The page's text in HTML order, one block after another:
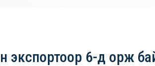
экспортоор 6-д орж